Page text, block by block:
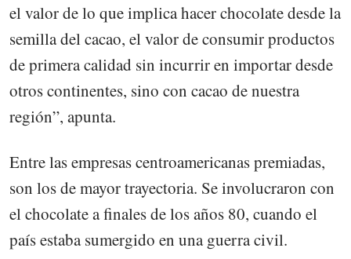
el valor de lo que implica hacer chocolate desde la
semilla del cacao, el valor de consumir productos
de primera calidad sin incurrir en importar desde
otros continentes, sino con cacao de nuestra
región”, apunta.
Entre las empresas centroamericanas premiadas,
son los de mayor trayectoria. Se involucraron con
el chocolate a finales de los años 80, cuando el
país estaba sumergido en una guerra civil.